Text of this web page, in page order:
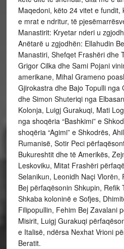
Maqedoni, këto 24 vitet e
e mrat e ndritur, të
Manastirit: Kryetar nderi u
Anëtarë u zgjodhën: Ellahudin
Manastiri, Shefqet Frashëri dhe
Grigor Cilka dhe Sami Pojani
amerikane, Mihal Grameno
Gjirokastra dhe Bajo Topulli nga
dhe Simon Shuteriqi nga
Kolonja, Luigj Gurakuqi, Mati
nga shoqëria “Bashkimi” e
shoqëria “Agimi” e Shkodrës,
Rumanisë, Sotir Peci
Bukureshtit dhe të Amerikës,
Leskoviku, Mitat Frashëri
Selanikun, Leonidh Naçi Vlorën,
Bej përfaqësonin Shkupin, Refik
Shkaba koloninë e Sofjes,
Filipopullin, Fehim Bej Zavalani
Misirit, Luigj Gurakuqi
e Italisë, ndërsa Nexhat Vrioni
Beratit.